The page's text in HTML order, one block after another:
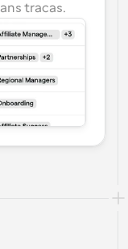
tracas.